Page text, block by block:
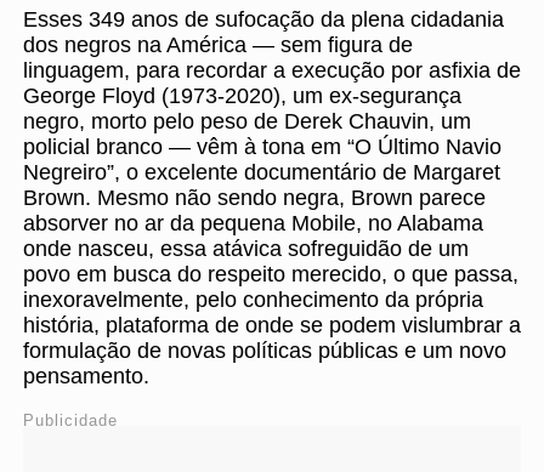
Esses 349 anos de sufocação da plena cidadania
dos negros na América — sem figura de
linguagem, para recordar a execução por asfixia de
George Floyd (1973-2020), um ex-segurança
negro, morto pelo peso de Derek Chauvin, um
policial branco — vêm à tona em “O Último Navio
Negreiro”, o excelente documentário de Margaret
Brown. Mesmo não sendo negra, Brown parece
absorver no ar da pequena Mobile, no Alabama
onde nasceu, essa atávica sofreguidão de um
povo em busca do respeito merecido, o que passa,
inexoravelmente, pelo conhecimento da própria
história, plataforma de onde se podem vislumbrar a
formulação de novas políticas públicas e um novo
pensamento.
Publicidade